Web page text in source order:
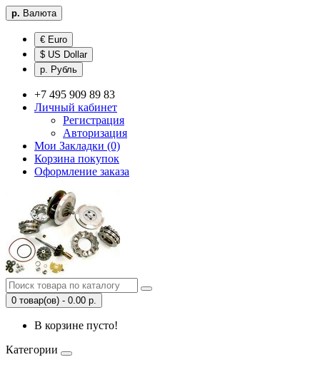
р. Валюта
€ Euro
$ US Dollar
р. Рубль
+7 495 909 89 83
Личный кабинет
Регистрация
Авторизация
Мои Закладки (0)
Корзина покупок
Оформление заказа
0 товар(ов) - 0.00 р.
В корзине пусто!
Категории